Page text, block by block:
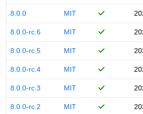
8.0.0 MIT
8.0.0-rc.6 MIT
8.0.0-rc.5 MIT
8.0.0-rc.4 MIT
8.0.0-rc.3 MIT
8.0.0-rc.2 MIT